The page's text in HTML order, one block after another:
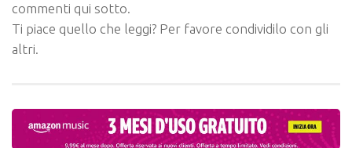
commenti qui sotto.
Ti piace quello che leggi? Per favore condividilo con gli
altri.